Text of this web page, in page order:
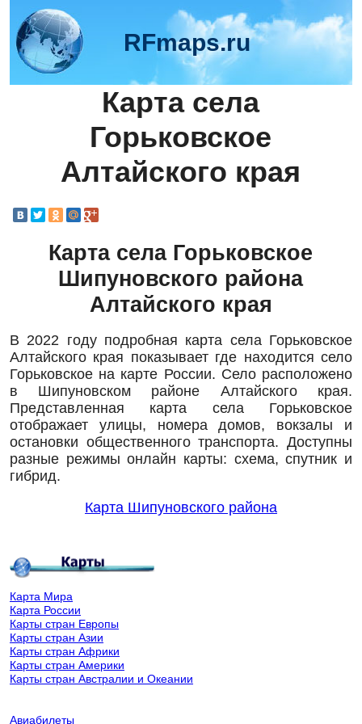
RFmaps.ru
Карта села
Горьковское
Алтайского края
Карта села Горьковское
Шипуновского района
Алтайского края
В 2022 году подробная карта села Горьковское
Алтайского края показывает где находится село
Горьковское на карте России. Село расположено
в Шипуновском районе Алтайского края.
Представленная карта села Горьковское
отображает улицы, номера домов, вокзалы и
остановки общественного транспорта. Доступны
разные режимы онлайн карты: схема, спутник и
гибрид.
Карта Шипуновского района
Карта Мира
Карта России
Карты стран Европы
Карты стран Азии
Карты стран Африки
Карты стран Америки
Карты стран Австралии и Океании
Авиабилеты